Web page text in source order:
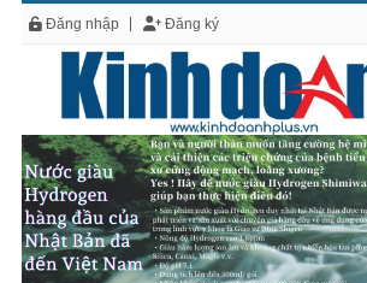
Đăng nhập Đăng ký